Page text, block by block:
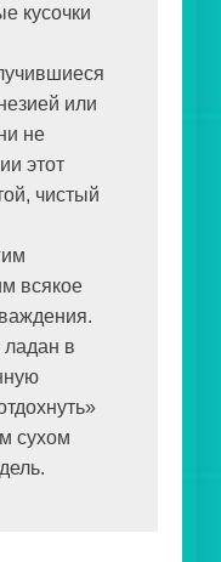
кусочки
или
не
этот
чистый
всякое
в
сухом